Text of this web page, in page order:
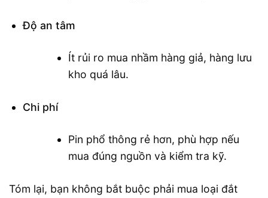
Độ an tâm
Ít rủi ro mua nhầm hàng giả, hàng lưu
kho quá lâu.
Chi phí
Pin phổ thông rẻ hơn, phù hợp nếu
mua đúng nguồn và kiểm tra kỹ.
Tóm lại, bạn không bắt buộc phải mua loại đắt